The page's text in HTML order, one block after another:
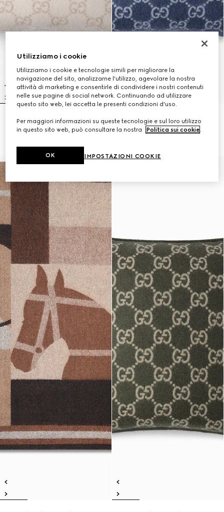
Cuscino in lana e cashmere GG
jacquard
Cuscino in lana e cashmere GG
jacquard
Utilizziamo i cookie
Utilizziamo i cookie e tecnologie simili per migliorare la
navigazione del sito, analizzarne l'utilizzo, agevolare la nostra
attività di marketing e consentirle di condividere i nostri contenuti
nelle sue pagine di social network. Continuando ad utilizzare
questo sito web, lei accetta le presenti condizioni d'uso.
Per maggiori informazioni su queste tecnologie e sul loro utilizzo
in questo sito web, può consultare la nostra
Politica sui cookie.
IMPOSTAZIONI COOKIE
OK